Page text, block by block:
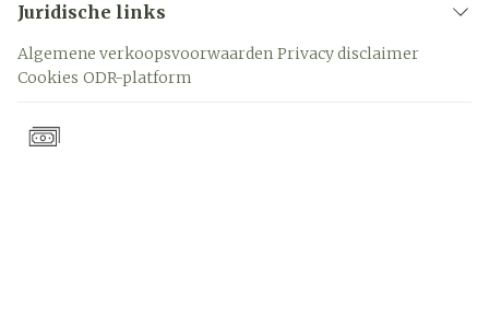
Juridische links
Algemene verkoopsvoorwaarden Privacy disclaimer
Cookies ODR-platform